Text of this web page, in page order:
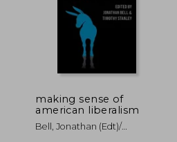
$ 2.533 45%
dcto.
making sense of
american liberalism
Bell, Jonathan (edt)/